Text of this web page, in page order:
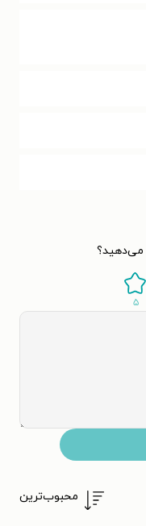
می‌دهید؟
۵
محبوب‌ترین